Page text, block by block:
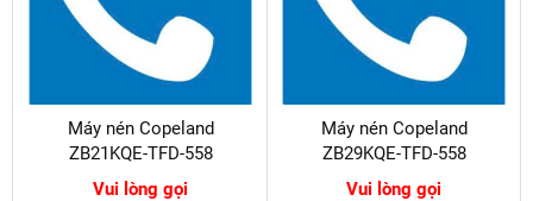
Máy nén Copeland
ZB21KQE-TFD-558
Vui lòng gọi
Máy nén Copeland
ZB29KQE-TFD-558
Vui lòng gọi